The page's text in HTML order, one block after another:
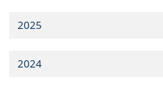
2025
2024